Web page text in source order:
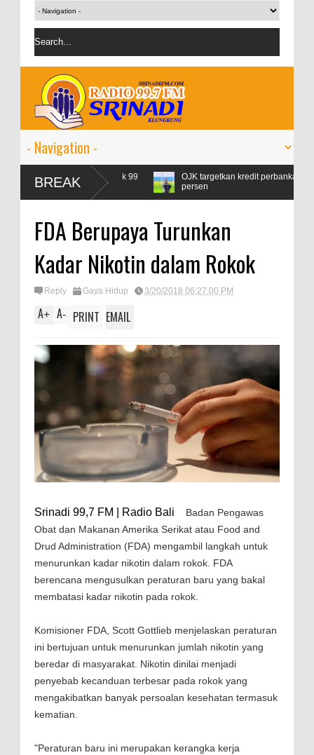
BREAK
Pertamax Naik 99
OJK targetkan kredit perbankan pada 2024
persen
FDA Berupaya Turunkan
Kadar Nikotin dalam Rokok
Reply Gaya Hidup 3/20/2018 06:27:00 PM
A+ A- PRINT EMAIL
Srinadi 99,7 FM | Radio Bali Badan Pengawas
Obat dan Makanan Amerika Serikat atau Food and
Drud Administration (FDA) mengambil langkah untuk
menurunkan kadar nikotin dalam rokok. FDA
berencana mengusulkan peraturan baru yang bakal
membatasi kadar nikotin pada rokok.
Komisioner FDA, Scott Gottlieb menjelaskan peraturan
ini bertujuan untuk menurunkan jumlah nikotin yang
beredar di masyarakat. Nikotin dinilai menjadi
penyebab kecanduan terbesar pada rokok yang
mengakibatkan banyak persoalan kesehatan termasuk
kematian.
"Peraturan baru ini merupakan kerangka kerja